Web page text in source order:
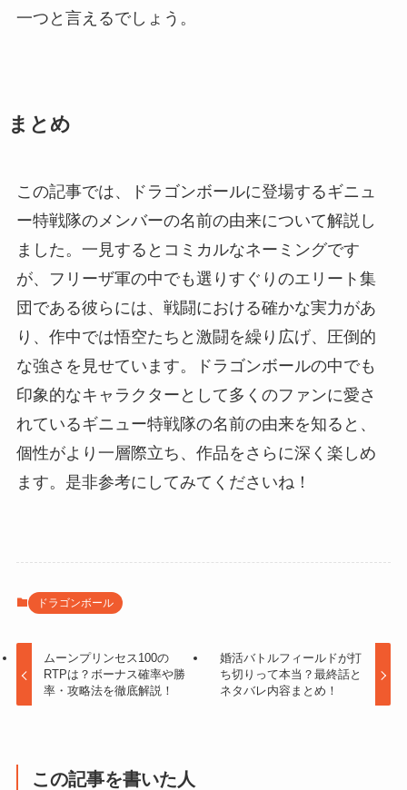
一つと言えるでしょう。
まとめ
この記事では、ドラゴンボールに登場するギニュ
ー特戦隊のメンバーの名前の由来について解説し
ました。一見するとコミカルなネーミングです
が、フリーザ軍の中でも選りすぐりのエリート集
団である彼らには、戦闘における確かな実力があ
り、作中では悟空たちと激闘を繰り広げ、圧倒的
な強さを見せています。ドラゴンボールの中でも
印象的なキャラクターとして多くのファンに愛さ
れているギニュー特戦隊の名前の由来を知ると、
個性がより一層際立ち、作品をさらに深く楽しめ
ます。是非参考にしてみてくださいね！
ドラゴンボール
ムーンプリンセス100の
RTPは？ボーナス確率や勝
率・攻略法を徹底解説！
婚活バトルフィールドが打
ち切りって本当？最終話と
ネタバレ内容まとめ！
この記事を書いた人